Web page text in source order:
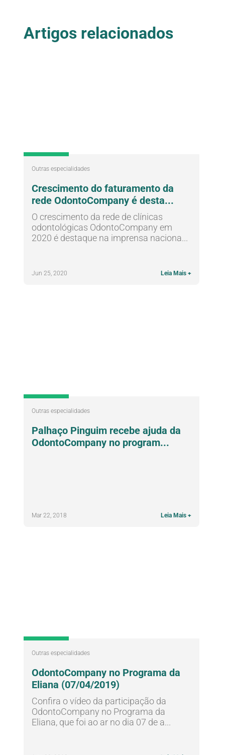
Artigos relacionados
Outras especialidades
Crescimento do faturamento da
rede OdontoCompany é desta...
O crescimento da rede de clínicas
odontológicas OdontoCompany em
2020 é destaque na imprensa naciona...
Jun 25, 2020 Leia Mais +
Outras especialidades
Palhaço Pinguim recebe ajuda da
OdontoCompany no program...
Mar 22, 2018 Leia Mais +
Outras especialidades
OdontoCompany no Programa da
Eliana (07/04/2019)
Confira o vídeo da participação da
OdontoCompany no Programa da
Eliana, que foi ao ar no dia 07 de a...